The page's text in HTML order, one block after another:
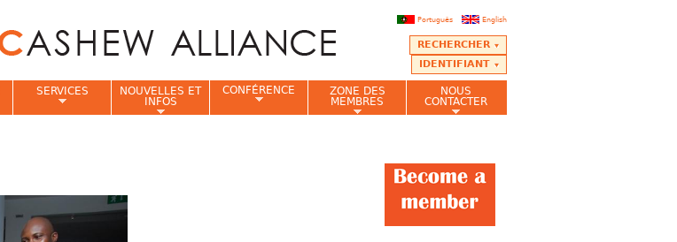
English
Português
RECHERCHER
IDENTIFIANT
SERVICES
NOUVELLES ET
INFOS
CONFÉRENCE
ZONE DES
MEMBRES
NOUS
CONTACTER